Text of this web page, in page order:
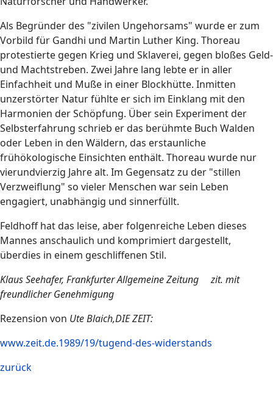
Als Begründer des "zivilen Ungehorsams" wurde er zum
Vorbild für Gandhi und Martin Luther King. Thoreau
protestierte gegen Krieg und Sklaverei, gegen bloßes Geld-
und Machtstreben. Zwei Jahre lang lebte er in aller
Einfachheit und Muße in einer Blockhütte. Inmitten
unzerstörter Natur fühlte er sich im Einklang mit den
Harmonien der Schöpfung. Über sein Experiment der
Selbsterfahrung schrieb er das berühmte Buch Walden
oder Leben in den Wäldern, das erstaunliche
frühökologische Einsichten enthält. Thoreau wurde nur
vierundvierzig Jahre alt. Im Gegensatz zu der "stillen
Verzweiflung" so vieler Menschen war sein Leben
engagiert, unabhängig und sinnerfüllt.
Feldhoff hat das leise, aber folgenreiche Leben dieses
Mannes anschaulich und komprimiert dargestellt,
überdies in einem geschliffenen Stil.
Klaus Seehafer, Frankfurter Allgemeine Zeitung zit. mit
freundlicher Genehmigung
Rezension von Ute Blaich,DIE ZEIT:
www.zeit.de.1989/19/tugend-des-widerstands
zurück